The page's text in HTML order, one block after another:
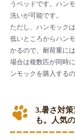
うベッドです。ハン
洗いが可能です。
ただし、ハンモック
低いところからハン
かるので、耐荷重に
場合は複数匹が同時
ンモックを購入する
3.暑さ対
も。人気